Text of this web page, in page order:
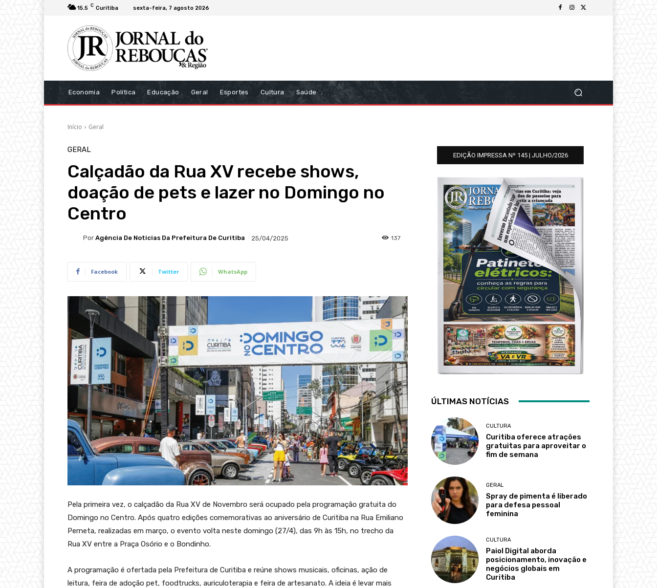
15.5 C Curitiba sexta-feira, 7 agosto 2026
Economia Política Educação Geral Esportes Cultura Saúde
Início Geral
GERAL
Calçadão da Rua XV recebe shows,
doação de pets e lazer no Domingo no
Centro
Por Agência De Noticias Da Prefeitura De Curitiba 25/04/2025 137
Facebook Twitter WhatsApp
Pela primeira vez, o calçadão da Rua XV de Novembro será ocupado pela programação gratuita do
Domingo no Centro. Após quatro edições comemorativas ao aniversário de Curitiba na Rua Emiliano
Perneta, realizadas em março, o evento volta neste domingo (27/4), das 9h às 15h, no trecho da
Rua XV entre a Praça Osório e o Bondinho.
A programação é ofertada pela Prefeitura de Curitiba e reúne shows musicais, oficinas, ação de
leitura, feira de adoção pet, foodtrucks, auriculoterapia e feira de artesanato. A ideia é levar mais
EDIÇÃO IMPRESSA Nº 145 | JULHO/2026
ÚLTIMAS NOTÍCIAS
CULTURA
Curitiba oferece atrações
gratuitas para aproveitar o
fim de semana
GERAL
Spray de pimenta é liberado
para defesa pessoal
feminina
CULTURA
Paiol Digital aborda
posicionamento, inovação e
negócios globais em
Curitiba